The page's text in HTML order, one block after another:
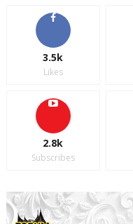
3.5k
Likes
2.8k
Subscribes